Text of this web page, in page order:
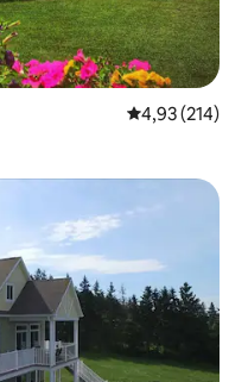
Gemiddelde
4,93 (214)